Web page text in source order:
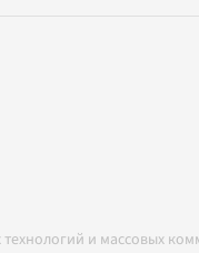
и массовых